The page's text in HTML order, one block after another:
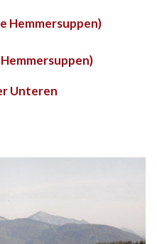
Hemmersuppen)
Unteren